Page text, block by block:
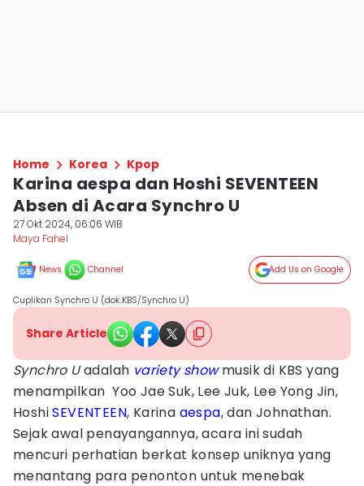
Home Korea Kpop
Karina aespa dan Hoshi SEVENTEEN
Absen di Acara Synchro U
27 Okt 2024, 06:06 WIB
Maya Fahel
News Channel Add Us on Google
Cuplikan Synchro U (dok.KBS/Synchro U)
Share Article
Synchro Uadalah variety showmusik di KBS yang
menampilkan Yoo Jae Suk, Lee Juk, Lee Yong Jin,
HoshiSEVENTEEN, Karina aespa, dan Johnathan.
Sejak awal penayangannya, acara ini sudah
mencuri perhatian berkat konsep uniknya yang
menantang para penonton untuk menebak